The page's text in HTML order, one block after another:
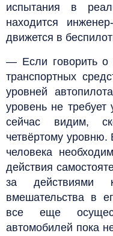
испытания в
находится
движется в
— Если говорить о
транспортных
уровней
уровень не
сейчас видим,
четвёртому уровню.
человека
действия
за действиями
вмешательства в
все еще
автомобилей пока